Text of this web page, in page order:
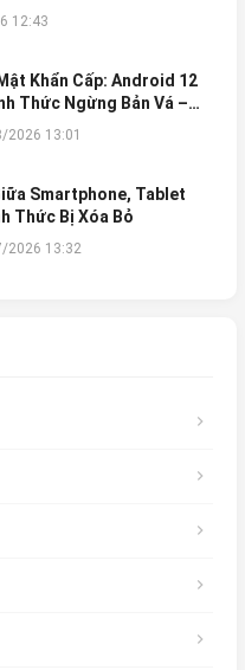
12:43
Khẩn Cấp: Android 12
Thức Ngừng Bản Vá –
Ngân Hàng & Cách
2026 13:01
Smartphone, Tablet
Thức Bị Xóa Bỏ
2026 13:32